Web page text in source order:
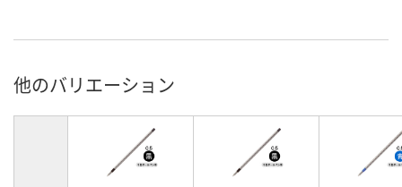
他のバリエーション